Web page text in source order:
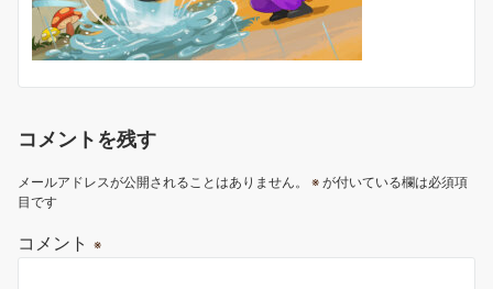
コメントを残す
メールアドレスが公開されることはありません。 ※ が付いている欄は必須項
目です
コメント ※